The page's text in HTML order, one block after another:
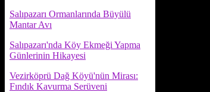
Salıpazarı Ormanlarında Büyülü
Mantar Avı
Salıpazarı'nda Köy Ekmeği Yapma
Günlerinin Hikayesi
Vezirköprü Dağ Köyü'nün Mirası:
Fındık Kavurma Serüveni